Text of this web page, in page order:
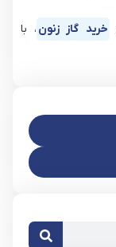
خرید گاز زنون ، با